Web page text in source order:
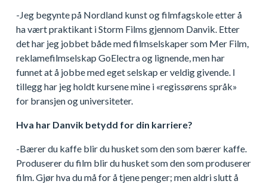
-Jeg begynte på Nordland kunst og filmfagskole etter å
ha vært praktikant i Storm Films gjennom Danvik. Etter
det har jeg jobbet både med filmselskaper som Mer Film,
reklamefilmselskap GoElectra og lignende, men har
funnet at å jobbe med eget selskap er veldig givende. I
tillegg har jeg holdt kursene mine i «regissørens språk»
for bransjen og universiteter.
Hva har Danvik betydd for din karriere?
-Bærer du kaffe blir du husket som den som bærer kaffe.
Produserer du film blir du husket som den som produserer
film. Gjør hva du må for å tjene penger; men aldri slutt å